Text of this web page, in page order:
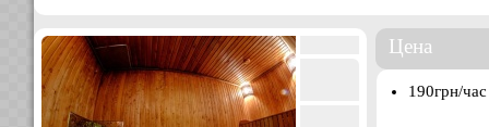
Цена
190грн/час